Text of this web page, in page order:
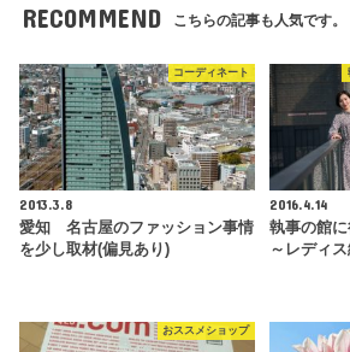
RECOMMEND こちらの記事も人気です。
コーディネート
2013.3.8
愛知 名古屋のファッション事情
を少し取材(偏見あり)
2016.4.14
執事の館
～レディス
おススメショップ